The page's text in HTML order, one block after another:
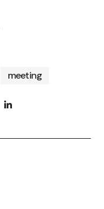
meeting